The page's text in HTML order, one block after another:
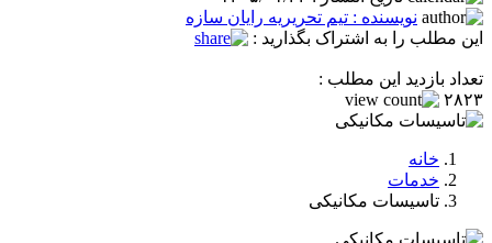
نویسنده : تیم تحریریه رایان سازه
این مطلب را به اشتراک بگذارید :
تعداد بازدید این مطلب :
۲۸۲۳
خانه
خدمات
تاسیسات مکانیکی